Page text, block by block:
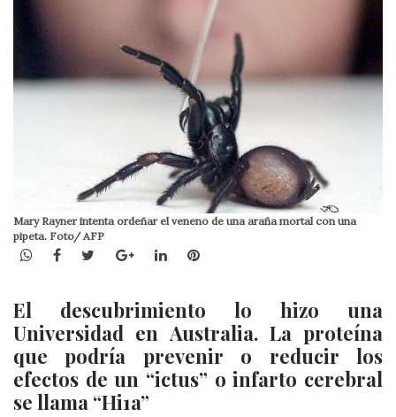
Mary Rayner intenta ordeñar el veneno de una araña mortal con una
pipeta. Foto/ AFP
WhatsApp
Facebook
TwitterGoogle+LinkedInPinterest
El descubrimiento lo hizo una
Universidad en Australia. La proteína
que podría prevenir o reducir los
efectos de un “ictus” o infarto cerebral
se llama “Hi1a”